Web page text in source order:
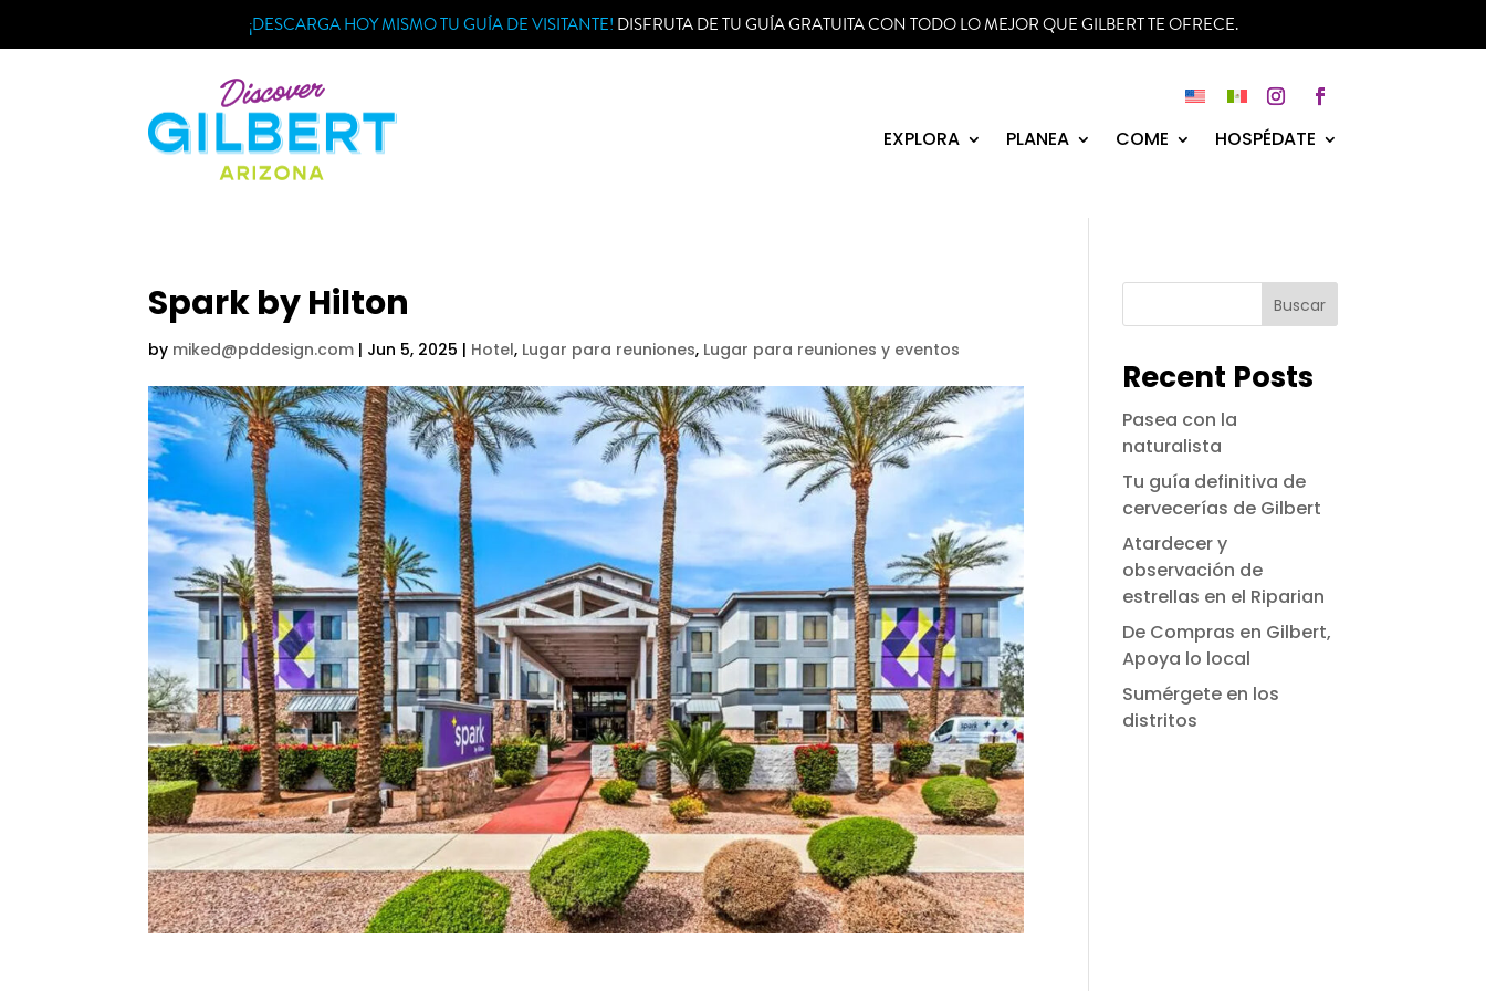
content
¡DESCARGA HOY MISMO TU GUÍA DE VISITANTE! DISFRUTA DE TU GUÍA GRATUITA CON TODO LO MEJOR QUE GILBERT TE OFRECE.
Instagram
EXPLORA PLANEA COME HOSPÉDATE
Spark by Hilton
by miked@pddesign.com | Jun 5, 2025 | Hotel, Lugar para reuniones, Lugar para reuniones y eventos
Buscar
Recent Posts
Pasea con la
naturalista
Tu guía definitiva de
cervecerías de Gilbert
Atardecer y
observación de
estrellas en el Riparian
De Compras en Gilbert,
Apoya lo local
Sumérgete en los
distritos